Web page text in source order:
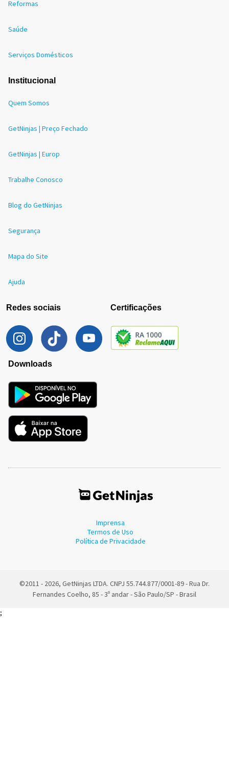
Reformas
Saúde
Serviços Domésticos
Institucional
Quem Somos
GetNinjas | Preço Fechado
GetNinjas | Europ
Trabalhe Conosco
Blog do GetNinjas
Segurança
Mapa do Site
Ajuda
Redes sociais Certificações
Downloads
Imprensa
Termos de Uso
Política de Privacidade
©2011 - 2026, GetNinjas LTDA. CNPJ 55.744.877/0001-89 - Rua Dr.
Fernandes Coelho, 85 - 3º andar - São Paulo/SP - Brasil
;